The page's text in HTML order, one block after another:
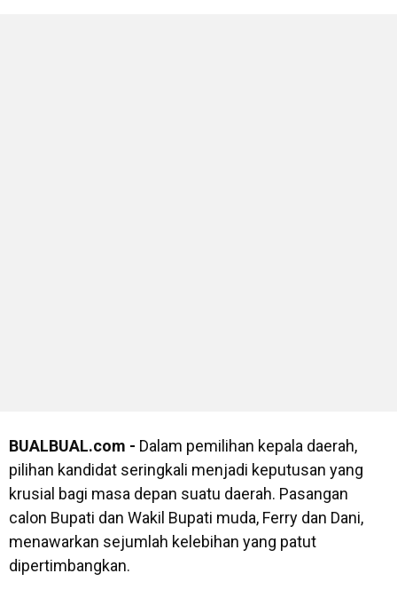
BUALBUAL.com - Dalam pemilihan kepala daerah,
pilihan kandidat seringkali menjadi keputusan yang
krusial bagi masa depan suatu daerah. Pasangan
calon Bupati dan Wakil Bupati muda, Ferry dan Dani,
menawarkan sejumlah kelebihan yang patut
dipertimbangkan.